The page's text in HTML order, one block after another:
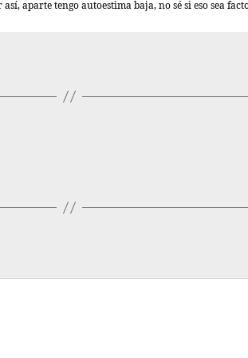
aparte tengo autoestima baja, no sé si eso sea